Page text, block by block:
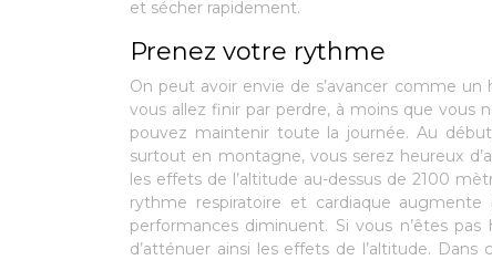
et sécher rapidement.
Prenez votre rythme
On peut avoir envie de s’avancer comme
vous allez finir par perdre, à moins que vous
pouvez maintenir toute la journée. Au
surtout en montagne, vous serez heureux
les effets de l’altitude au-dessus de 2100
rythme respiratoire et cardiaque
performances diminuent. Si vous n’êtes
d’atténuer ainsi les effets de l’altitude.